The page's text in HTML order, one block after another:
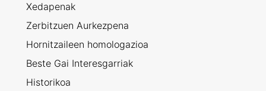
Xedapenak
Zerbitzuen Aurkezpena
Hornitzaileen homologazioa
Beste Gai Interesgarriak
Historikoa